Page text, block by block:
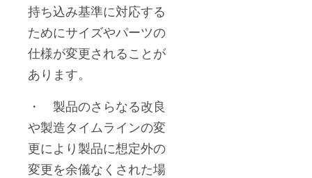
持ち込み基準に対応する
ためにサイズやパーツの
仕様が変更されることが
あります。
・ 製品のさらなる改良
や製造タイムラインの変
更により製品に想定外の
変更を余儀なくされた場